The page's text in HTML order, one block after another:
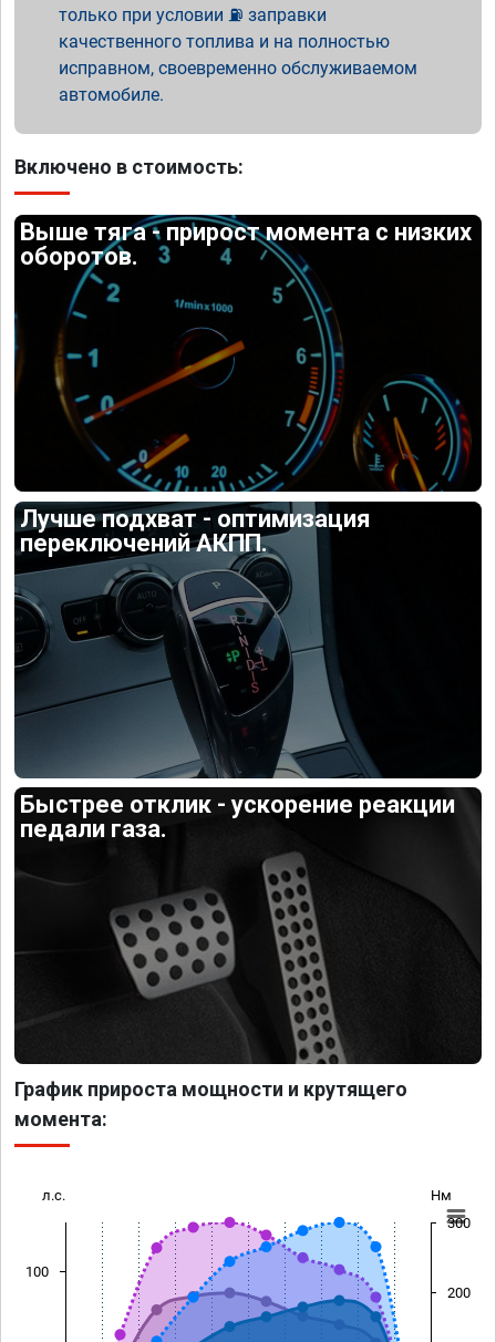
только при условии ⛽ заправки
качественного топлива и на полностью
исправном, своевременно обслуживаемом
автомобиле.
Включено в стоимость:
Выше тяга - прирост момента с низких
оборотов.
Лучше подхват - оптимизация
переключений АКПП.
Быстрее отклик - ускорение реакции
педали газа.
График прироста мощности и крутящего
момента:
л.с. Нм
100
200
300